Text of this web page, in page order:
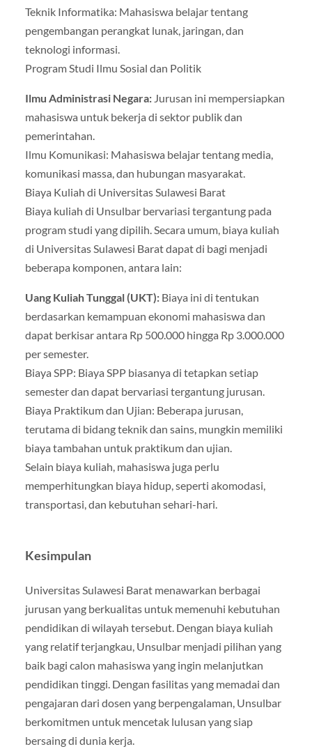
Teknik Informatika: Mahasiswa belajar tentang
pengembangan perangkat lunak, jaringan, dan
teknologi informasi.
Program Studi Ilmu Sosial dan Politik
Ilmu Administrasi Negara:Jurusan ini mempersiapkan
mahasiswa untuk bekerja di sektor publik dan
pemerintahan.
Ilmu Komunikasi: Mahasiswa belajar tentang media,
komunikasi massa, dan hubungan masyarakat.
Biaya Kuliah di Universitas Sulawesi Barat
Biaya kuliah di Unsulbar bervariasi tergantung pada
program studi yang dipilih. Secara umum, biaya kuliah
di Universitas Sulawesi Barat dapat di bagi menjadi
beberapa komponen, antara lain:
Uang Kuliah Tunggal (UKT):Biaya ini di tentukan
berdasarkan kemampuan ekonomi mahasiswa dan
dapat berkisar antara Rp 500.000 hingga Rp 3.000.000
per semester.
Biaya SPP: Biaya SPP biasanya di tetapkan setiap
semester dan dapat bervariasi tergantung jurusan.
Biaya Praktikum dan Ujian: Beberapa jurusan,
terutama di bidang teknik dan sains, mungkin memiliki
biaya tambahan untuk praktikum dan ujian.
Selain biaya kuliah, mahasiswa juga perlu
memperhitungkan biaya hidup, seperti akomodasi,
transportasi, dan kebutuhan sehari-hari.
Kesimpulan
Universitas Sulawesi Barat menawarkan berbagai
jurusan yang berkualitas untuk memenuhi kebutuhan
pendidikan di wilayah tersebut. Dengan biaya kuliah
yang relatif terjangkau, Unsulbar menjadi pilihan yang
baik bagi calon mahasiswa yang ingin melanjutkan
pendidikan tinggi. Dengan fasilitas yang memadai dan
pengajaran dari dosen yang berpengalaman, Unsulbar
berkomitmen untuk mencetak lulusan yang siap
bersaing di dunia kerja.